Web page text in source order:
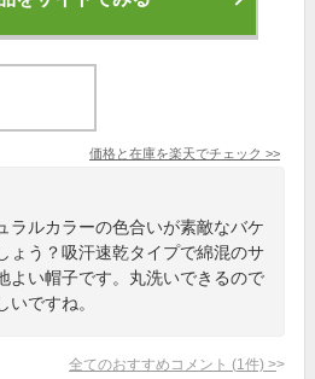
価格と在庫を楽天でチェック >>
ラルカラーの色合いが素敵なバケ
ょう？吸汗速乾タイプで綿混のサ
よい帽子です。丸洗いできるので
ですね。
全てのおすすめコメント (1 件) >